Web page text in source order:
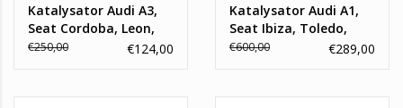
Katalysator Audi A3,
Seat Cordoba, Leon,
Skoda Octavia,
€250,00 €124,00
Katalysator Audi A1,
Seat Ibiza, Toledo,
Skoda Fabia, Rapid,
€600,00 €289,00